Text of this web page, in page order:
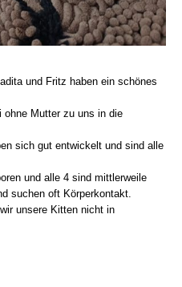
und Fritz haben ein schönes
ohne Mutter zu uns in die
sich gut entwickelt und sind alle
und alle 4 sind mittlerweile
suchen oft Körperkontakt.
unsere Kitten nicht in